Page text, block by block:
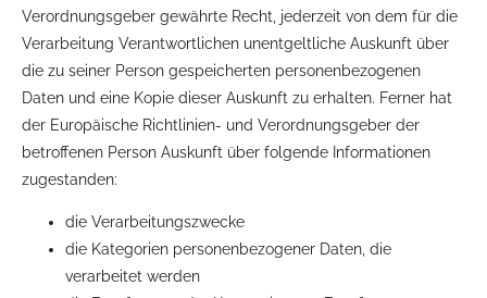
Verordnungsgeber gewährte Recht, jederzeit von dem für die
Verarbeitung Verantwortlichen unentgeltliche Auskunft über
die zu seiner Person gespeicherten personenbezogenen
Daten und eine Kopie dieser Auskunft zu erhalten. Ferner hat
der Europäische Richtlinien- und Verordnungsgeber der
betroffenen Person Auskunft über folgende Informationen
zugestanden:
die Verarbeitungszwecke
die Kategorien personenbezogener Daten, die
verarbeitet werden